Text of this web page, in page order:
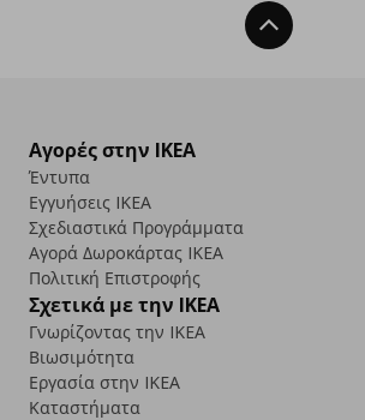
Back To Top
Αγορές στην IKEA
Έντυπα
Εγγυήσεις IKEA
Σχεδιαστικά Προγράμματα
Αγορά Δωρoκάρτας IKEA
Πολιτική Επιστροφής
Σχετικά με την IKEA
Γνωρίζοντας την IKEA
Βιωσιμότητα
Εργασία στην IKEA
Καταστήματα